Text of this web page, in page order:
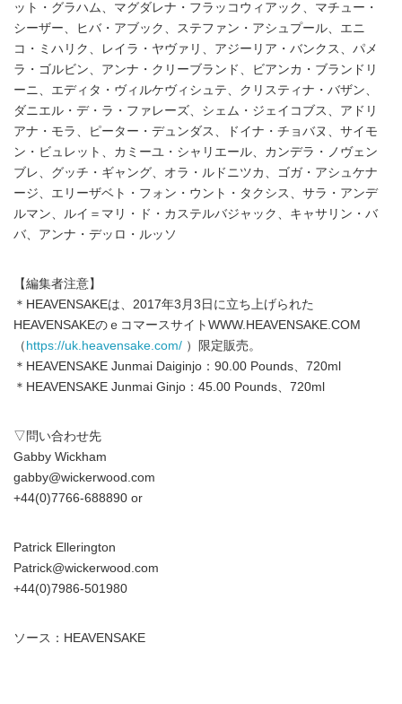
ット・グラハム、マグダレナ・フラッコウィアック、マチュー・
シーザー、ヒバ・アブック、ステファン・アシュプール、エニ
コ・ミハリク、レイラ・ヤヴァリ、アジーリア・バンクス、パメ
ラ・ゴルビン、アンナ・クリーブランド、ビアンカ・ブランドリ
ーニ、エディタ・ヴィルケヴィシュテ、クリスティナ・バザン、
ダニエル・デ・ラ・ファレーズ、シェム・ジェイコブス、アドリ
アナ・モラ、ピーター・デュンダス、ドイナ・チョバヌ、サイモ
ン・ビュレット、カミーユ・シャリエール、カンデラ・ノヴェン
ブレ、グッチ・ギャング、オラ・ルドニツカ、ゴガ・アシュケナ
ージ、エリーザベト・フォン・ウント・タクシス、サラ・アンデ
ルマン、ルイ＝マリ・ド・カステルバジャック、キャサリン・バ
バ、アンナ・デッロ・ルッソ
【編集者注意】
＊HEAVENSAKEは、2017年3月3日に立ち上げられた
HEAVENSAKEのｅコマースサイトWWW.HEAVENSAKE.COM
（ https://uk.heavensake.com/ ）限定販売。
＊HEAVENSAKE Junmai Daiginjo：90.00 Pounds、720ml
＊HEAVENSAKE Junmai Ginjo：45.00 Pounds、720ml
▽問い合わせ先
Gabby Wickham
gabby@wickerwood.com
+44(0)7766-688890 or
Patrick Ellerington
Patrick@wickerwood.com
+44(0)7986-501980
ソース：HEAVENSAKE